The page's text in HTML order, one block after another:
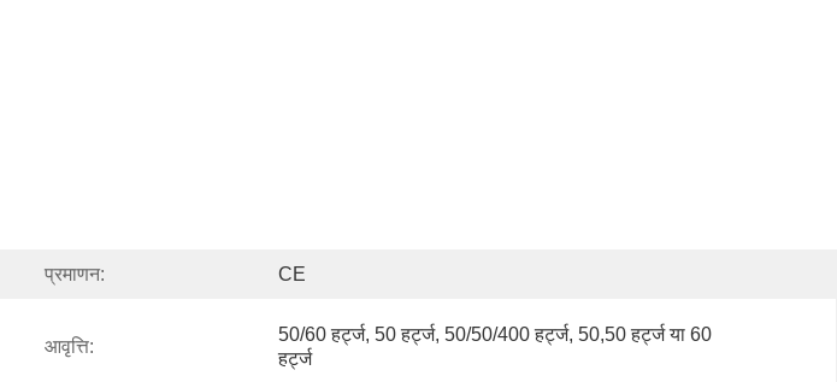
प्रमाणन: CE
आवृत्ति:
50/60 हर्ट्ज, 50 हर्ट्ज, 50/50/400 हर्ट्ज, 50,50 हर्ट्ज या 60
हर्ट्ज